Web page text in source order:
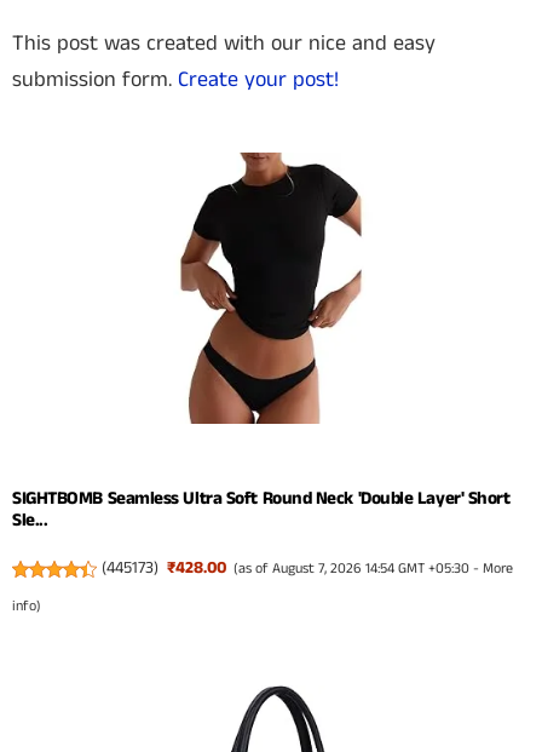
This post was created with our nice and easy
submission form. Create your post!
SIGHTBOMB Seamless Ultra Soft Round Neck 'Double Layer' Short
Sle...
(445173) ₹428.00 (as of August 7, 2026 14:54 GMT +05:30 -More
info)